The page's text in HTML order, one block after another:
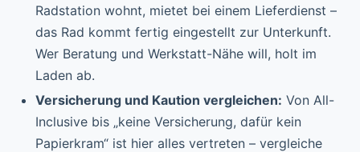
Radstation wohnt, mietet bei einem Lieferdienst –
das Rad kommt fertig eingestellt zur Unterkunft.
Wer Beratung und Werkstatt-Nähe will, holt im
Laden ab.
Versicherung und Kaution vergleichen: Von All-
Inclusive bis „keine Versicherung, dafür kein
Papierkram“ ist hier alles vertreten – vergleiche